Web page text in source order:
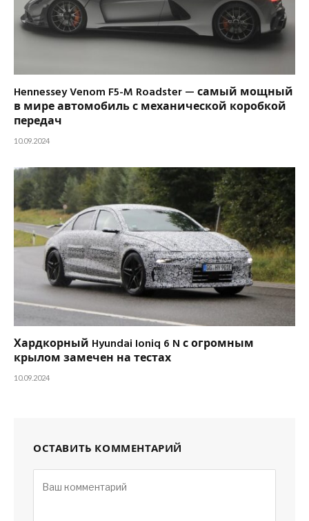
Hennessey Venom F5-M Roadster — самый мощный
в мире автомобиль с механической коробкой
передач
10.09.2024
Хардкорный Hyundai Ioniq 6 N с огромным
крылом замечен на тестах
10.09.2024
ОСТАВИТЬ КОММЕНТАРИЙ